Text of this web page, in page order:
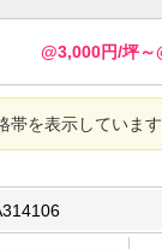
@3,000円/坪～
を表示していま